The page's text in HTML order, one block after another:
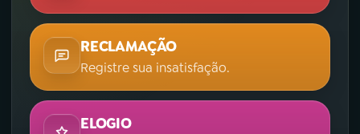
RECLAMAÇÃO
Registre sua insatisfação.
ELOGIO